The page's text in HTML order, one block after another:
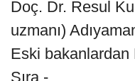
Doç. Dr. Resul
uzmanı)
Eski bakanlardan
Sıra -